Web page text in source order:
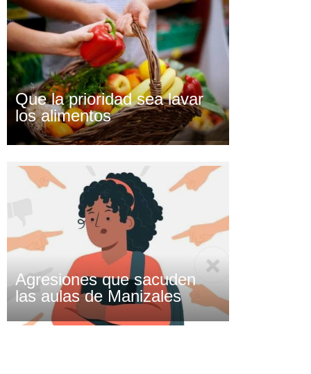
Que la prioridad sea lavar
los alimentos
Agresiones que sacuden
las aulas de Manizales